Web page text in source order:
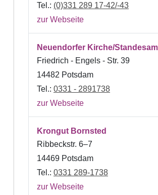
Tel.: (0)331 289 17-42/-43
zur Webseite
Neuendorfer Kirche/
Friedrich - Engels - Str. 39
14482 Potsdam
Tel.: 0331 - 2891738
zur Webseite
Krongut Bornsted
Ribbeckstr. 6–7
14469 Potsdam
Tel.: 0331 289-1738
zur Webseite